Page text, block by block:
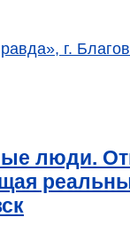
г.
люди.